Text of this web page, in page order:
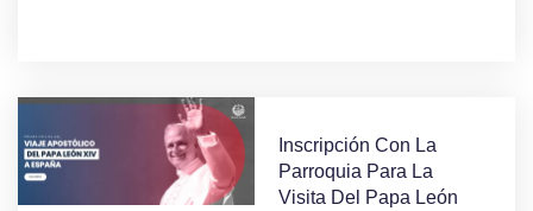
Inscripción Con La
Parroquia Para La
Visita Del Papa León